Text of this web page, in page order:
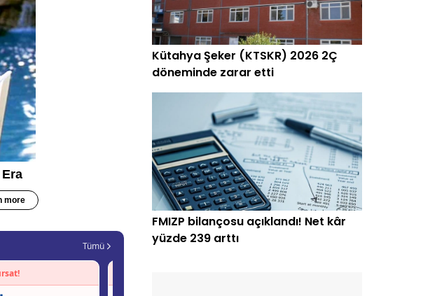
Kütahya Şeker (KTSKR) 2026 2Ç
döneminde zarar etti
FMIZP bilançosu açıklandı! Net kâr
yüzde 239 arttı